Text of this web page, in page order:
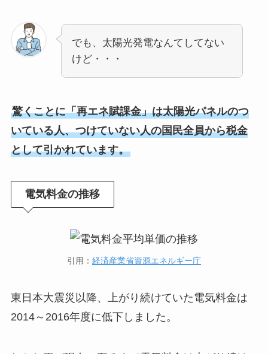
でも、太陽光発電なんてしてない
けど・・・
驚くことに「再エネ賦課金」は太陽光パネルのつ
いている人、つけていない人の国民全員から税金
として引かれています。
電気料金の推移
引用： 経済産業省資源エネルギー庁
東日本大震災以降、上がり続けていた電気料金は
2014～2016年度に低下しました。